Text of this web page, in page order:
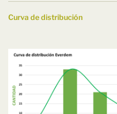
Curva de distribución